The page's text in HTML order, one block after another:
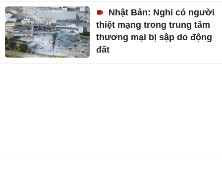
Nhật Bản: Nghi có người
thiệt mạng trong trung tâm
thương mại bị sập do động
đất